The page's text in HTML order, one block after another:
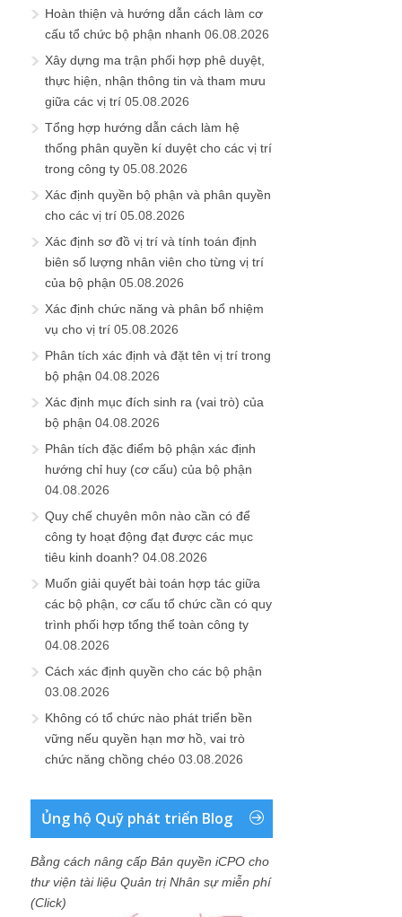
Hoàn thiện và hướng dẫn cách làm cơ
cấu tổ chức bộ phận nhanh 06.08.2026
Xây dựng ma trận phối hợp phê duyệt,
thực hiện, nhận thông tin và tham mưu
giữa các vị trí 05.08.2026
Tổng hợp hướng dẫn cách làm hệ
thống phân quyền kí duyệt cho các vị trí
trong công ty 05.08.2026
Xác định quyền bộ phận và phân quyền
cho các vị trí 05.08.2026
Xác định sơ đồ vị trí và tính toán định
biên số lượng nhân viên cho từng vị trí
của bộ phận 05.08.2026
Xác định chức năng và phân bổ nhiệm
vụ cho vị trí 05.08.2026
Phân tích xác định và đặt tên vị trí trong
bộ phận 04.08.2026
Xác định mục đích sinh ra (vai trò) của
bộ phận 04.08.2026
Phân tích đặc điểm bộ phận xác định
hướng chỉ huy (cơ cấu) của bộ phận
04.08.2026
Quy chế chuyên môn nào cần có để
công ty hoạt động đạt được các mục
tiêu kinh doanh? 04.08.2026
Muốn giải quyết bài toán hợp tác giữa
các bộ phận, cơ cấu tổ chức cần có quy
trình phối hợp tổng thể toàn công ty
04.08.2026
Cách xác định quyền cho các bộ phận
03.08.2026
Không có tổ chức nào phát triển bền
vững nếu quyền hạn mơ hồ, vai trò
chức năng chồng chéo 03.08.2026
Ủng hộ Quỹ phát triển Blog
Bằng cách nâng cấp Bản quyền iCPO cho
thư viện tài liệu Quản trị Nhân sự miễn phí
(Click)